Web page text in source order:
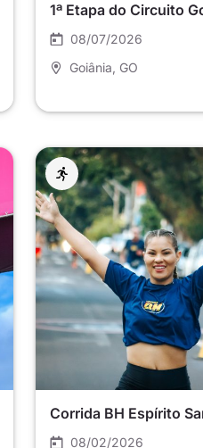
1ª Etapa do Circuito
08/07/2026
Goiânia , GO
Corrida BH Espírito
08/02/2026